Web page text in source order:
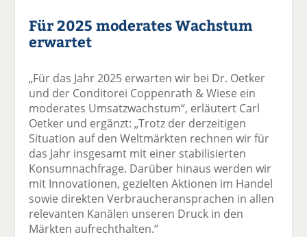
Für 2025 moderates Wachstum
erwartet
„Für das Jahr 2025 erwarten wir bei Dr. Oetker
und der Conditorei Coppenrath & Wiese ein
moderates Umsatzwachstum“, erläutert Carl
Oetker und ergänzt: „Trotz der derzeitigen
Situation auf den Weltmärkten rechnen wir für
das Jahr insgesamt mit einer stabilisierten
Konsumnachfrage. Darüber hinaus werden wir
mit Innovationen, gezielten Aktionen im Handel
sowie direkten Verbraucheransprachen in allen
relevanten Kanälen unseren Druck in den
Märkten aufrechthalten.“